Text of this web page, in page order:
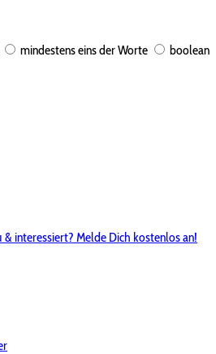
mindestens eins der Worte boolean
& interessiert? Melde Dich kostenlos an!